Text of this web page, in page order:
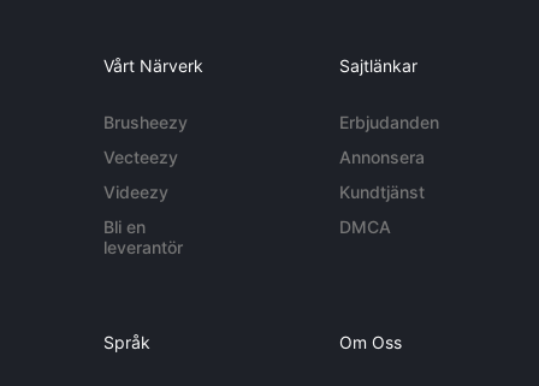
Vårt Närverk
Brusheezy
Vecteezy
Videezy
Bli en
leverantör
Sajtlänkar
Erbjudanden
Annonsera
Kundtjänst
DMCA
Språk Om Oss